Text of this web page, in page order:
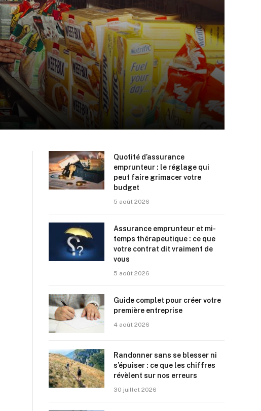
Quotité d’assurance
emprunteur : le réglage qui
peut faire grimacer votre
budget
5 août 2026
Assurance emprunteur et mi-
temps thérapeutique : ce que
votre contrat dit vraiment de
vous
5 août 2026
Guide complet pour créer votre
première entreprise
4 août 2026
Randonner sans se blesser ni
s’épuiser : ce que les chiffres
révèlent sur nos erreurs
30 juillet 2026